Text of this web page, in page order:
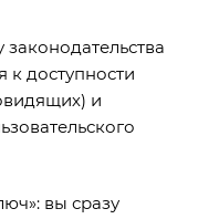
к доступности
и
вы сразу